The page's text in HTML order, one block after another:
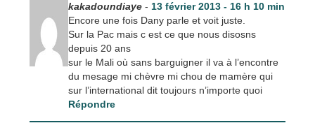
kakadoundiaye- 13 février 2013 - 16 h 10 min
Encore une fois Dany parle et voit juste.
Sur la Pac mais c est ce que nous disosns
depuis 20 ans
sur le Mali où sans barguigner il va à l’encontre
du mesage mi chèvre mi chou de mamère qui
sur l’international dit toujours n’importe quoi
Répondre